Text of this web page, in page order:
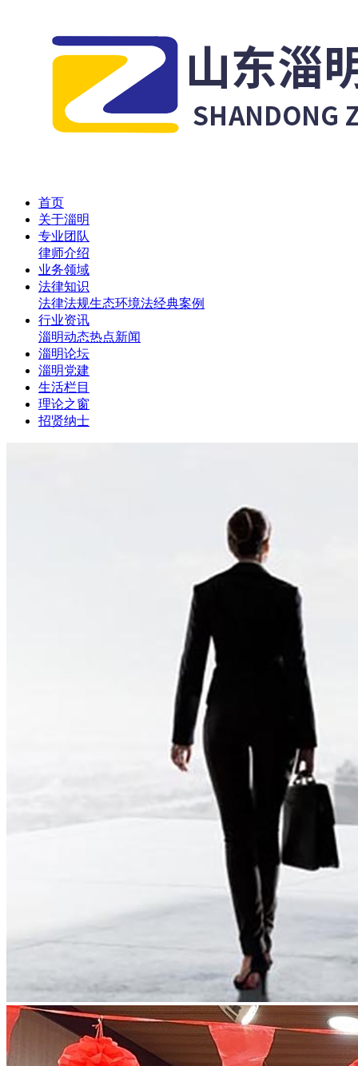
首页
关于淄明
专业团队
律师介绍
业务领域
法律知识
法律法规生态环境法经典案例
行业资讯
淄明动态热点新闻
淄明论坛
淄明党建
生活栏目
理论之窗
招贤纳士